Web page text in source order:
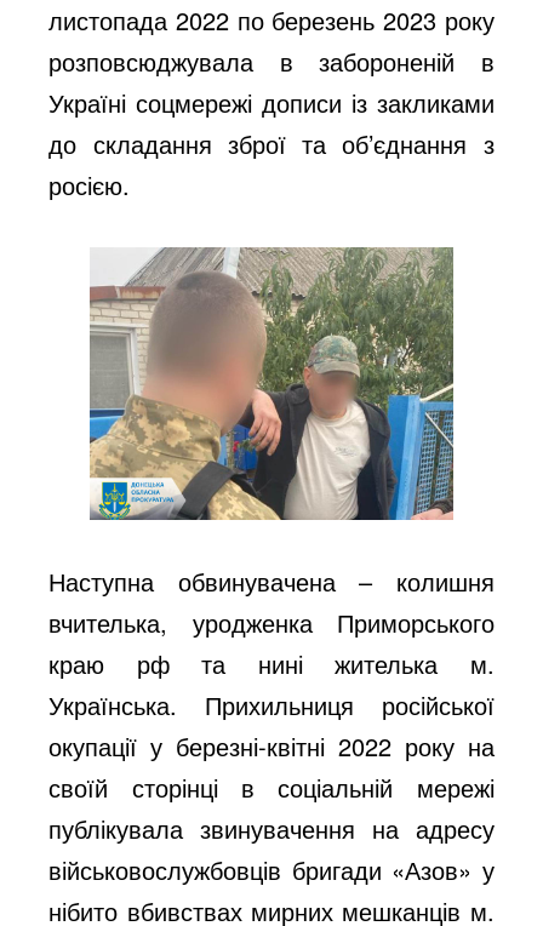
листопада 2022 по березень 2023 року
розповсюджувала в забороненій в
Україні соцмережі дописи із закликами
до складання зброї та об’єднання з
росією.
Наступна обвинувачена – колишня
вчителька, уродженка Приморського
краю рф та нині жителька м.
Українська. Прихильниця російської
окупації у березні-квітні 2022 року на
своїй сторінці в соціальній мережі
публікувала звинувачення на адресу
військовослужбовців бригади «Азов» у
нібито вбивствах мирних мешканців м.